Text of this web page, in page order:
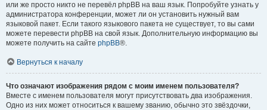
или же просто никто не перевёл phpBB на ваш язык. Попробуйте узнать у
администратора конференции, может ли он установить нужный вам
языковой пакет. Если такого языкового пакета не существует, то вы сами
можете перевести phpBB на свой язык. Дополнительную информацию вы
можете получить на сайте phpBB®.
Вернуться к началу
Что означают изображения рядом с моим именем пользователя?
Вместе с именем пользователя могут присутствовать два изображения.
Одно из них может относиться к вашему званию, обычно это звёздочки,